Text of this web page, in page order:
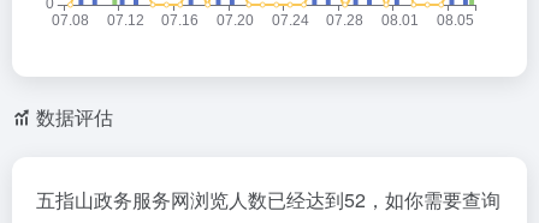
数据评估
五指山政务服务网浏览人数已经达到52，如你需要查询